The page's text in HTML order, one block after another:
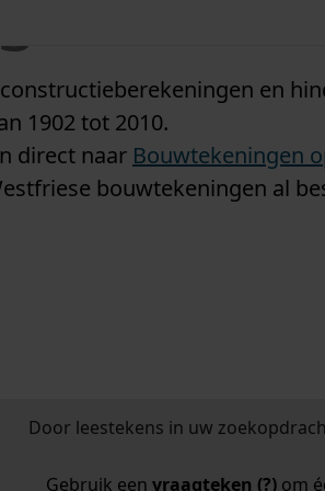
en
1902 tot 2010.
direct naar Bouwtekeningen
bouwtekeningen al
Door leestekens in uw
Gebruik een vraagteken (?)om